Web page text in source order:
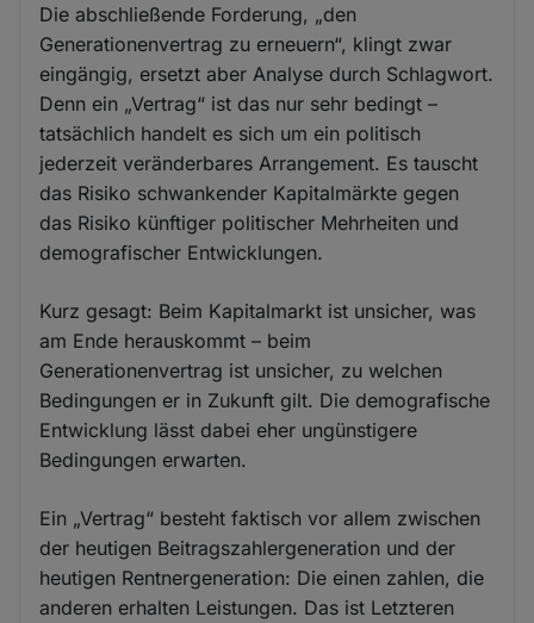
Die abschließende Forderung, „den
Generationenvertrag zu erneuern“, klingt zwar
eingängig, ersetzt aber Analyse durch Schlagwort.
Denn ein „Vertrag“ ist das nur sehr bedingt –
tatsächlich handelt es sich um ein politisch
jederzeit veränderbares Arrangement. Es tauscht
das Risiko schwankender Kapitalmärkte gegen
das Risiko künftiger politischer Mehrheiten und
demografischer Entwicklungen.
Kurz gesagt: Beim Kapitalmarkt ist unsicher, was
am Ende herauskommt – beim
Generationenvertrag ist unsicher, zu welchen
Bedingungen er in Zukunft gilt. Die demografische
Entwicklung lässt dabei eher ungünstigere
Bedingungen erwarten.
Ein „Vertrag“ besteht faktisch vor allem zwischen
der heutigen Beitragszahlergeneration und der
heutigen Rentnergeneration: Die einen zahlen, die
anderen erhalten Leistungen. Das ist Letzteren